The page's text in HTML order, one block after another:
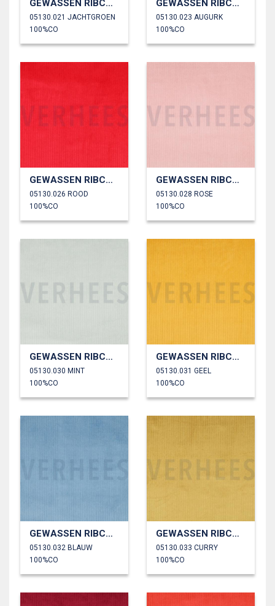
GEWASSEN RIBCORDUROY 4.5W
05130.021 JACHTGROEN
100%CO
GEWASSEN RIBCORDUROY 4.5W
05130.023 AUGURK
100%CO
GEWASSEN RIBCORDUROY 4.5W
05130.026 ROOD
100%CO
GEWASSEN RIBCORDUROY 4.5W
05130.028 ROSE
100%CO
GEWASSEN RIBCORDUROY 4.5W
05130.030 MINT
100%CO
GEWASSEN RIBCORDUROY 4.5W
05130.031 GEEL
100%CO
GEWASSEN RIBCORDUROY 4.5W
05130.032 BLAUW
100%CO
GEWASSEN RIBCORDUROY 4.5W
05130.033 CURRY
100%CO